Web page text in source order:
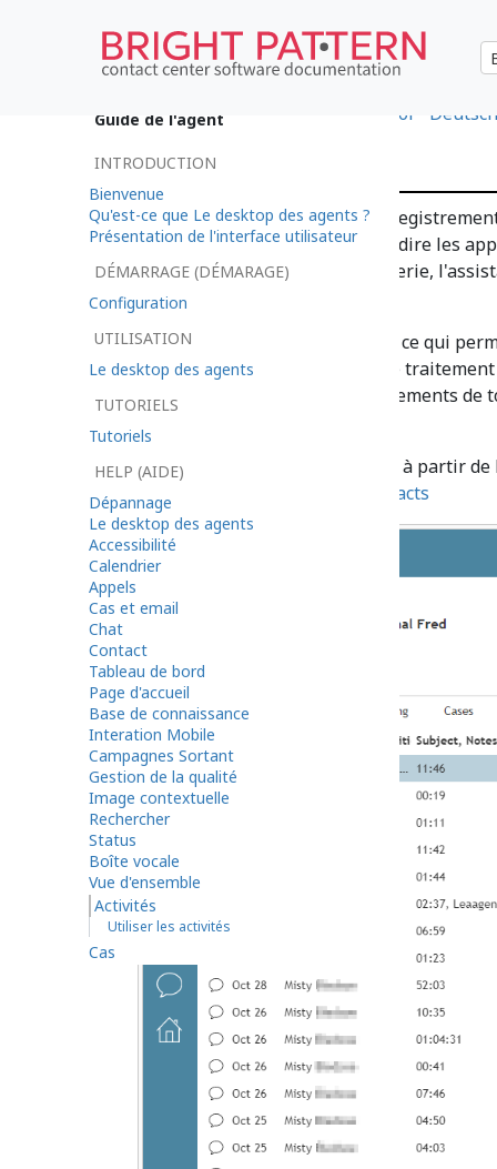
•日本語•العربية español Deutsch
Activités
L'onglet Activités stocke les
types de conversations (c'est-à-dire les
les interactions avec la messagerie,
par votre centre de contact.
Les activités sont consultables, ce qui
informations, même pendant le
intégrés affichent les enregistrements de
L'onglet Activités est accessible à partir
enregistrements > Onglet Contacts
Guide de l'agent
INTRODUCTION
Bienvenue
Qu'est-ce que Le desktop des agents ?
Présentation de l'interface utilisateur
DÉMARRAGE (DÉMARAGE)
Configuration
UTILISATION
Le desktop des agents
TUTORIELS
Tutoriels
HELP (AIDE)
Dépannage
Le desktop des agents
Accessibilité
Calendrier
Appels
Cas et email
Chat
Contact
Tableau de bord
Page d'accueil
Base de connaissance
Interation Mobile
Campagnes Sortant
Gestion de la qualité
Image contextuelle
Rechercher
Status
Boîte vocale
Vue d'ensemble
Activités
Utiliser les activités
Cas